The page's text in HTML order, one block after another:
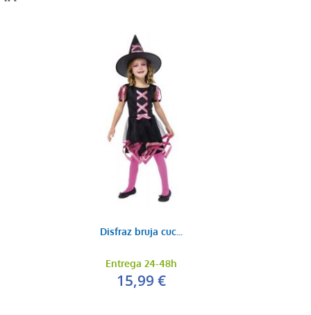
Disfraz bruja cuc...
Entrega 24-48h
15,99 €